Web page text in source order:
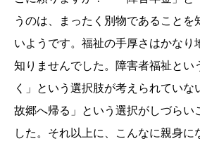
うのは、まったく別物であることを
いようです。福祉の手厚さはかなり
知りませんでした。障害者福祉とい
く」という選択肢が考えられていな
故郷へ帰る」という選択がしづらい
した。それ以上に、こんなに親身に